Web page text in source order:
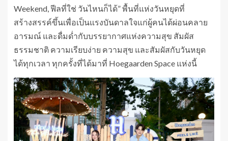
Weekend, ฟีลที่ใช่ วันไหนก็ได้” พื้นที่แห่งวันหยุดที่
สร้างสรรค์ขึ้นเพื่อเป็นแรงบันดาลใจแก่ผู้คนได้ผ่อนคลาย
อารมณ์ และดื่มด่ำกับบรรยากาศแห่งความสุข สัมผัส
ธรรมชาติ ความเรียบง่าย ความสุข และสัมผัสกับวันหยุด
ได้ทุกเวลา ทุกครั้งที่ได้มาที่ Hoegaarden Space แห่งนี้